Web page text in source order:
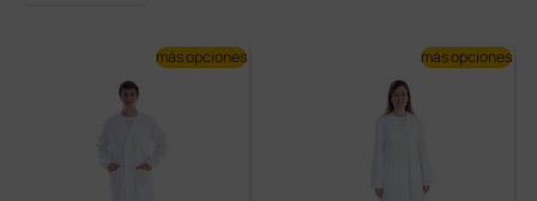
más opciones más opciones